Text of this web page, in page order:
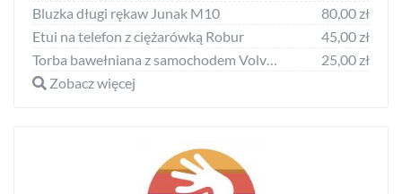
Bluzka długi rękaw Junak M10
80,00 zł
Etui na telefon z ciężarówką Robur
45,00 zł
Torba bawełniana z samochodem Volvo P1800
25,00 zł
Zobacz więcej